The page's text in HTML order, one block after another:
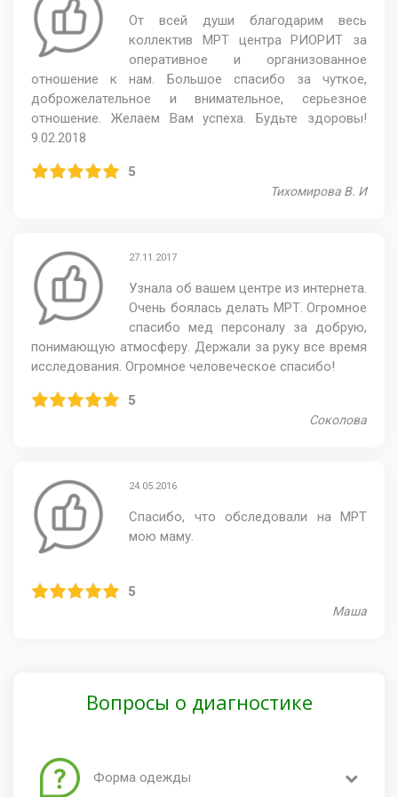
От всей души благодарим весь
коллектив МРТ центра РИОРИТ за
оперативное и организованное
отношение к нам. Большое спасибо за чуткое,
доброжелательное и внимательное, серьезное
отношение. Желаем Вам успеха. Будьте здоровы!
9.02.2018
5
Тихомирова В. И
27.11.2017
Узнала об вашем центре из интернета.
Очень боялась делать МРТ. Огромное
спасибо мед персоналу за добрую,
понимающую атмосферу. Держали за руку все время
исследования. Огромное человеческое спасибо!
5
Соколова
24.05.2016
Спасибо, что обследовали на МРТ
мою маму.
5
Маша
Вопросы о диагностике
Форма одежды